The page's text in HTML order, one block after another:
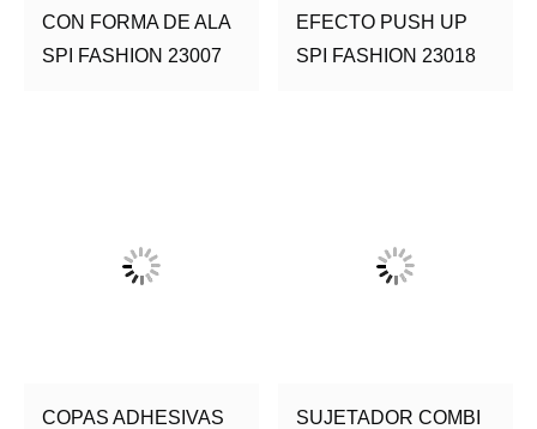
CON FORMA DE ALA
SPI FASHION 23007
EFECTO PUSH UP
SPI FASHION 23018
COPAS ADHESIVAS
SUJETADOR COMBI